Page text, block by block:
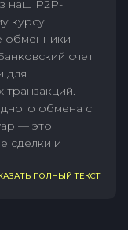
наш P2P-
курсу.
обменники
счет
для
обмена с
— это
сделки и
ПОЛНЫЙ ТЕКСТ